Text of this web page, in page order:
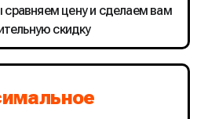
цену и сделаем вам
скидку